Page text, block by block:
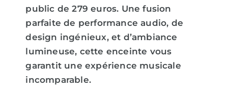
public de 279 euros. Une fusion
parfaite de performance audio, de
design ingénieux, et d’ambiance
lumineuse, cette enceinte vous
garantit une expérience musicale
incomparable.